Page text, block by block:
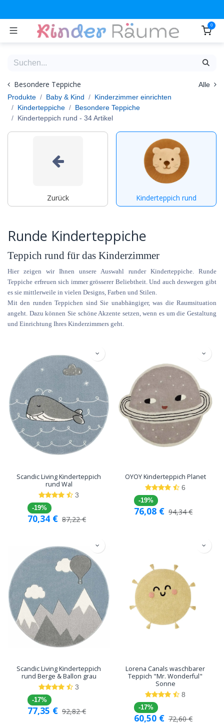
0
Besondere Teppiche
Alle
Produkte
Baby & Kind
Kinderzimmer einrichten
Kinderteppiche
Besondere Teppiche
Kinderteppich rund - 34 Artikel
Zurück Kinderteppich rund
Runde Kinderteppiche
Teppich rund für das Kinderzimmer
Hier zeigen wir Ihnen unsere Auswahl runder Kinderteppiche. Runde
Teppiche erfreuen sich immer grösserer Beliebtheit. Und auch deswegen gibt
es sie mittlerweile in vielen Designs, Farben und Stilen.
Mit den runden Teppichen sind Sie unabhängiger, was die Raumsituation
angeht. Dazu können Sie schöne Akzente setzen, wenn es um die Gestaltung
und Einrichtung Ihres Kinderzimmers geht.
Scandic Living Kinderteppich
rund Wal
3
-19%
70,34 € 87,22€
OYOY Kinderteppich Planet
6
-19%
76,08 € 94,34€
Scandic Living Kinderteppich
rund Berge & Ballon grau
3
-17%
77,35 € 92,82€
Lorena Canals waschbarer
Teppich "Mr. Wonderful"
Sonne
8
-17%
60,50 € 72,60€